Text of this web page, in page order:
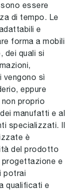
essere
di tempo. Le
e
forma a mobili
dei quali si
vengono sì
eppure
proprio
manufatti e al
specializzati. Il
è
del prodotto
progettazione e
potrai
qualificati e